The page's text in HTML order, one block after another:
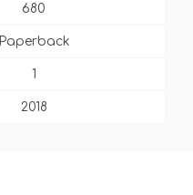
680
Paperback
1
2018